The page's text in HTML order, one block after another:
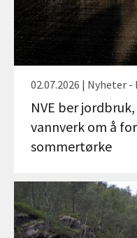
02.07.2026 | Nyheter -
NVE ber
vannverk om å
sommertørke